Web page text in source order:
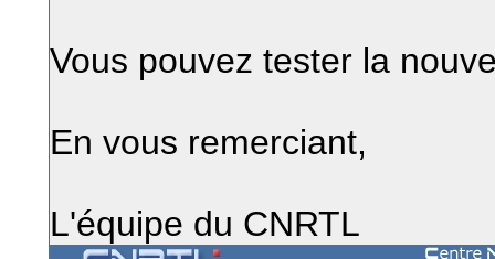
Vous pouvez tester la
En vous remerciant,
L'équipe du CNRTL